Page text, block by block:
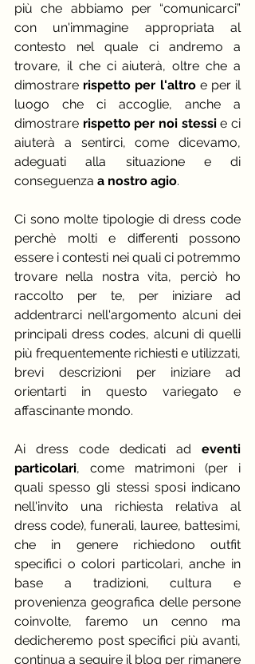
più che abbiamo per “comunicarci”
con un'immagine appropriata al
contesto nel quale ci andremo a
trovare, il che ci aiuterà, oltre che a
dimostrare rispetto per l'altro e per il
luogo che ci accoglie, anche a
dimostrare rispetto per noi stessi e ci
aiuterà a sentirci, come dicevamo,
adeguati alla situazione e di
conseguenza a nostro agio.
Ci sono molte tipologie di dress code
perchè molti e differenti possono
essere i contesti nei quali ci potremmo
trovare nella nostra vita, perciò ho
raccolto per te, per iniziare ad
addentrarci nell'argomento alcuni dei
principali dress codes, alcuni di quelli
più frequentemente richiesti e utilizzati,
brevi descrizioni per iniziare ad
orientarti in questo variegato e
affascinante mondo.
Ai dress code dedicati ad eventi
particolari, come matrimoni (per i
quali spesso gli stessi sposi indicano
nell'invito una richiesta relativa al
dress code), funerali, lauree, battesimi,
che in genere richiedono outfit
specifici o colori particolari, anche in
base a tradizioni, cultura e
provenienza geografica delle persone
coinvolte, faremo un cenno ma
dedicheremo post specifici più avanti,
continua a seguire il blog per rimanere